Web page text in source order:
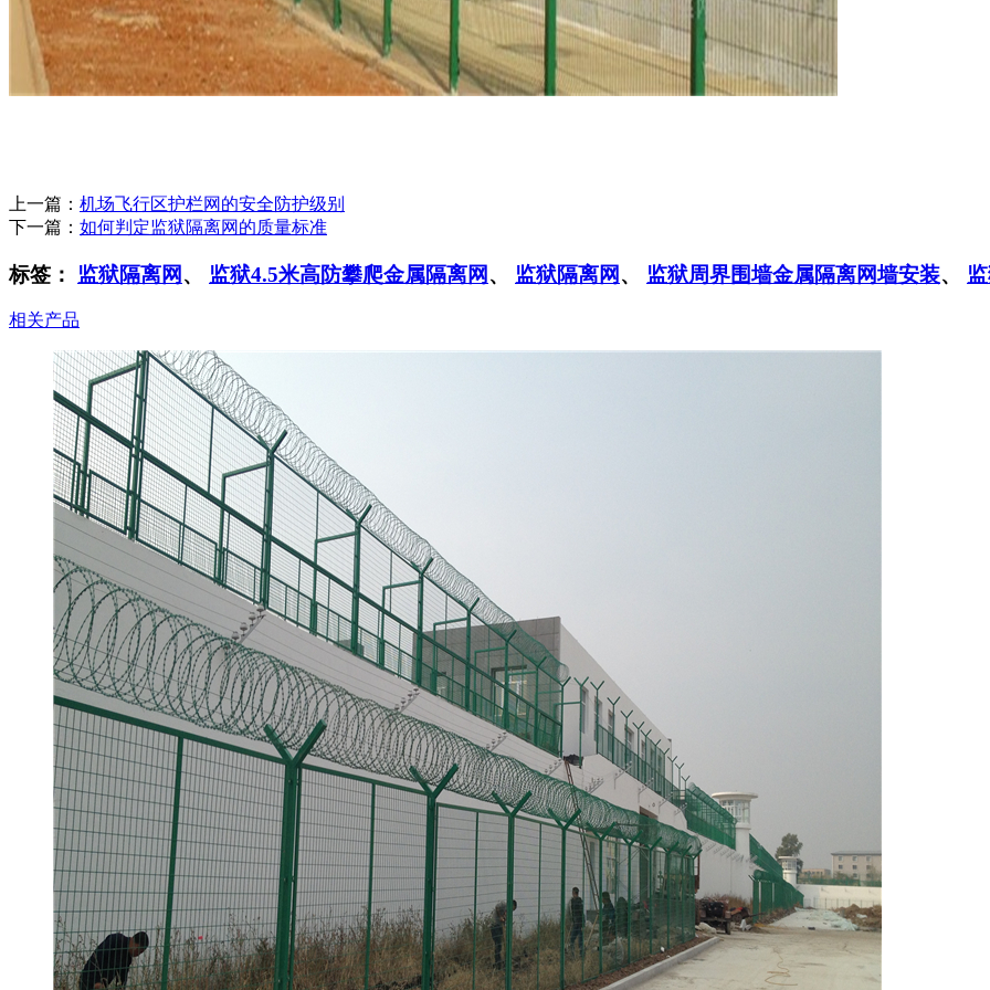
上一篇： 机场飞行区护栏网的安全防护级别
下一篇： 如何判定监狱隔离网的质量标准
标签： 监狱隔离网 、 监狱4.5米高防攀爬金属隔离网 、 监狱隔离网 、 监狱周界围墙金属隔离网墙安装、
相关产品